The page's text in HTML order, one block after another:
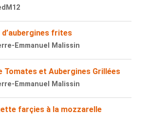
d’aubergines frites
Emmanuel Malissin
Tomates et Aubergines Grillées
Emmanuel Malissin
farçies à la mozzarelle